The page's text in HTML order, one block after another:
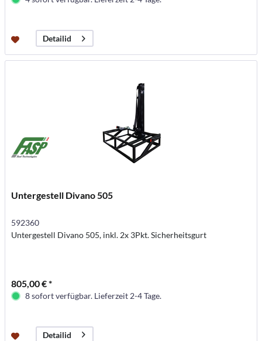
Detailid
Untergestell Divano 505
592360
Untergestell Divano 505, inkl. 2x 3Pkt. Sicherheitsgurt
805,00 € *
8 sofort verfügbar. Lieferzeit 2-4 Tage.
Detailid